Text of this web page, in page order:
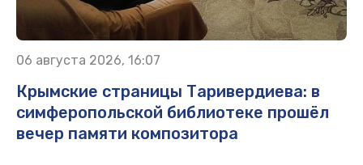
06 августа 2026, 16:07
Крымские страницы Таривердиева: в
симферопольской библиотеке прошёл
вечер памяти композитора